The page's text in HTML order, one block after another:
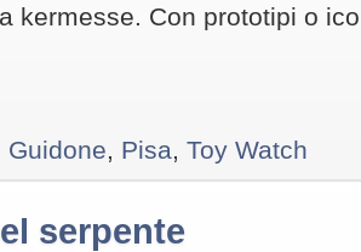
kermesse. Con prototipi o
Guidone Pisa Toy Watch
serpente